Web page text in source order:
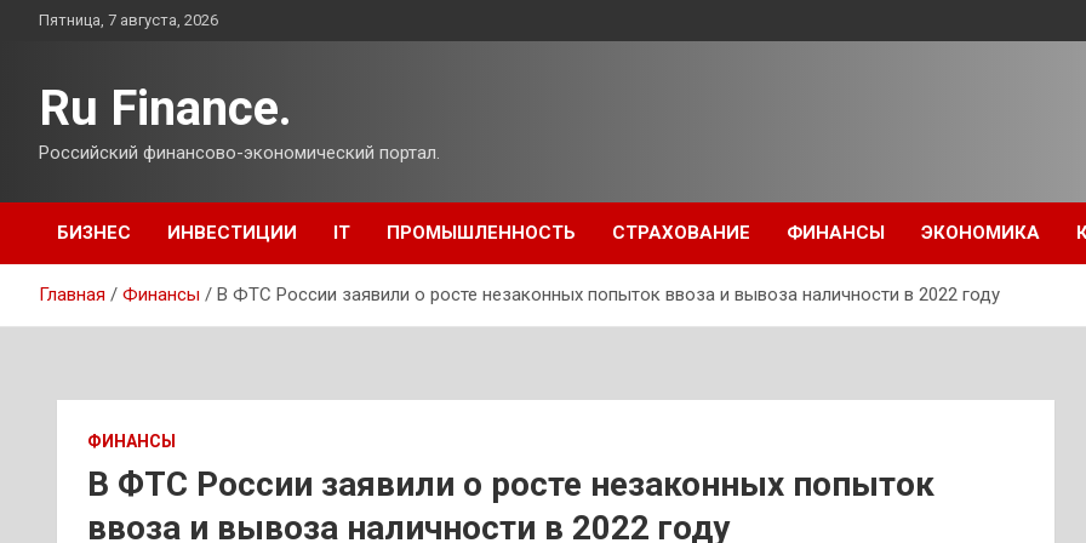
ПерейтиПятница, 7 августа, 2026
Ru Finance.
Российский финансово-экономический портал.
БИЗНЕС ИНВЕСТИЦИИ IT ПРОМЫШЛЕННОСТЬ СТРАХОВАНИЕ ФИНАНСЫ ЭКОНОМИКА
Главная Финансы В ФТС России заявили о росте незаконных попыток ввоза и вывоза наличности в 2022 году
ФИНАНСЫ
В ФТС России заявили о росте незаконных попыток
ввоза и вывоза наличности в 2022 году